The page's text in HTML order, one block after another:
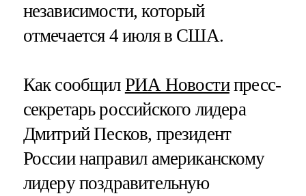
независимости, который
отмечается 4 июля в США.
Как сообщил РИА Новостипресс-
секретарь российского лидера
Дмитрий Песков, президент
России направил американскому
лидеру поздравительную